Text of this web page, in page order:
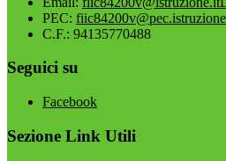
PEC:
C.F.: 94135770488
Seguici su
Facebook
Sezione Link Utili